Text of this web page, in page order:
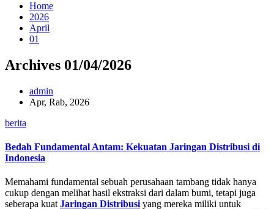
Home
2026
April
01
Archives 01/04/2026
admin
Apr, Rab, 2026
berita
Bedah Fundamental Antam: Kekuatan Jaringan Distribusi di
Indonesia
Memahami fundamental sebuah perusahaan tambang tidak hanya
cukup dengan melihat hasil ekstraksi dari dalam bumi, tetapi juga
seberapa kuat Jaringan Distribusi yang mereka miliki untuk